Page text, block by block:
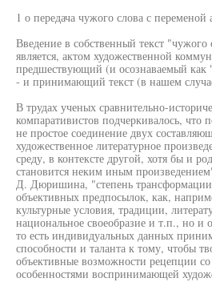
1 о передача чужого слова с переменой
Введение в собственный текст "чужого
является, актом художественной
предшествующий (и осознаваемый как
- и принимающий текст (в нашем
В трудах ученых сравнительно-
компаративистов подчеркивалось, что
не простое соединение двух
художественное литературное
среду, в контексте другой, хотя бы и
становится неким иным
Д. Дюришина, "степень трансформации
объективных предпосылок, как,
культурные условия, традиции,
национальное своеобразие и т.п., но и
то есть индивидуальных данных
способности и таланта к тому, чтобы
объективные возможности рецепции
особенностями воспринимающей